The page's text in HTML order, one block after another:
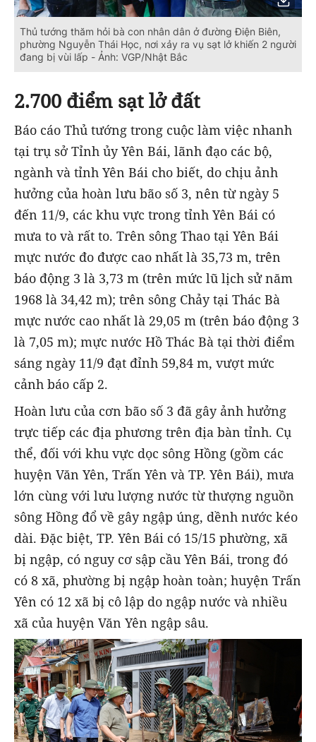
Thủ tướng thăm hỏi bà con nhân dân ở đường Điện Biên,
phường Nguyễn Thái Học, nơi xảy ra vụ sạt lở khiến 2 người
đang bị vùi lấp - Ảnh: VGP/Nhật Bắc
2.700 điểm sạt lở đất
Báo cáo Thủ tướng trong cuộc làm việc nhanh
tại trụ sở Tỉnh ủy Yên Bái, lãnh đạo các bộ,
ngành và tỉnh Yên Bái cho biết, do chịu ảnh
hưởng của hoàn lưu bão số 3, nên từ ngày 5
đến 11/9, các khu vực trong tỉnh Yên Bái có
mưa to và rất to. Trên sông Thao tại Yên Bái
mực nước đo được cao nhất là 35,73 m, trên
báo động 3 là 3,73 m (trên mức lũ lịch sử năm
1968 là 34,42 m); trên sông Chảy tại Thác Bà
mực nước cao nhất là 29,05 m (trên báo động 3
là 7,05 m); mực nước Hồ Thác Bà tại thời điểm
sáng ngày 11/9 đạt đỉnh 59,84 m, vượt mức
cảnh báo cấp 2.
Hoàn lưu của cơn bão số 3 đã gây ảnh hưởng
trực tiếp các địa phương trên địa bàn tỉnh. Cụ
thể, đối với khu vực dọc sông Hồng (gồm các
huyện Văn Yên, Trấn Yên và TP. Yên Bái), mưa
lớn cùng với lưu lượng nước từ thượng nguồn
sông Hồng đổ về gây ngập úng, dềnh nước kéo
dài. Đặc biệt, TP. Yên Bái có 15/15 phường, xã
bị ngập, có nguy cơ sập cầu Yên Bái, trong đó
có 8 xã, phường bị ngập hoàn toàn; huyện Trấn
Yên có 12 xã bị cô lập do ngập nước và nhiều
xã của huyện Văn Yên ngập sâu.